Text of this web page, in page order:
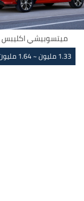
ميتسوبيشي اكليبس
1.33 مليون ~ 1.64 مليون